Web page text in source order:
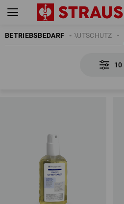
BETRIEBSBEDARF
HANDREINIGUNG | HAUTSCHUTZ
10